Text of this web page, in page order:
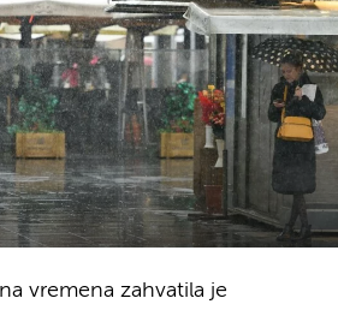
vremena zahvatila je